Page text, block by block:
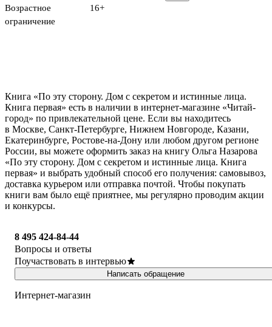
Возрастное
ограничение
16+
Книга «По эту сторону. Дом с секретом и истинные лица.
Книга первая» есть в наличии в интернет-магазине «Читай-
город» по привлекательной цене. Если вы находитесь
в Москве, Санкт-Петербурге, Нижнем Новгороде, Казани,
Екатеринбурге, Ростове-на-Дону или любом другом регионе
России, вы можете оформить заказ на книгу Ольга Назарова
«По эту сторону. Дом с секретом и истинные лица. Книга
первая» и выбрать удобный способ его получения: самовывоз,
доставка курьером или отправка почтой. Чтобы покупать
книги вам было ещё приятнее, мы регулярно проводим акции
и конкурсы.
8 495 424-84-44
Вопросы и ответы
Поучаствовать в интервью
Написать обращение
Интернет-магазин